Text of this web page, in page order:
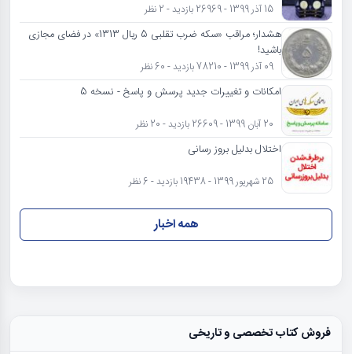
15 آذر 1399 - 26969 بازدید - 2 نظر
هشدار؛ مراقب «سکه ضرب تقلبی 5 ریال 1313» در فضای مجازی
باشید!
09 آذر 1399 - 78210 بازدید - 60 نظر
امکانات و تغییرات جدید پرسش و پاسخ - نسخه 5
20 آبان 1399 - 26609 بازدید - 20 نظر
اختلال بدلیل بروز رسانی
25 شهریور 1399 - 19438 بازدید - 6 نظر
همه اخبار
فروش کتاب تخصصی و تاریخی